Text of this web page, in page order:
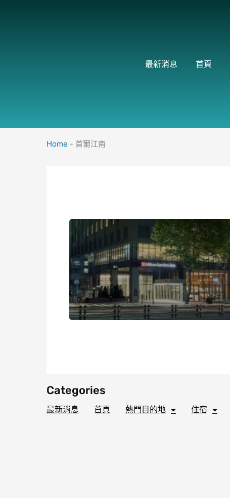
最新消息 首頁
Home - 首爾江南
Categories
最新消息 首頁 熱門目的地 住宿